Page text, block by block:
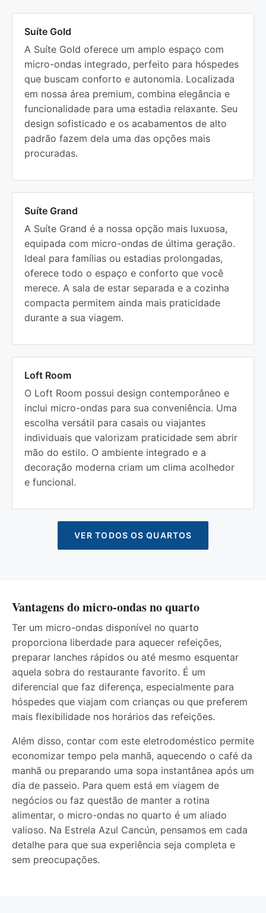
Suíte Gold
A Suíte Gold oferece um amplo espaço com
micro-ondas integrado, perfeito para hóspedes
que buscam conforto e autonomia. Localizada
em nossa área premium, combina elegância e
funcionalidade para uma estadia relaxante. Seu
design sofisticado e os acabamentos de alto
padrão fazem dela uma das opções mais
procuradas.
Suíte Grand
A Suíte Grand é a nossa opção mais luxuosa,
equipada com micro-ondas de última geração.
Ideal para famílias ou estadias prolongadas,
oferece todo o espaço e conforto que você
merece. A sala de estar separada e a cozinha
compacta permitem ainda mais praticidade
durante a sua viagem.
Loft Room
O Loft Room possui design contemporâneo e
inclui micro-ondas para sua conveniência. Uma
escolha versátil para casais ou viajantes
individuais que valorizam praticidade sem abrir
mão do estilo. O ambiente integrado e a
decoração moderna criam um clima acolhedor
e funcional.
VER TODOS OS QUARTOS
Vantagens do micro-ondas no quarto
Ter um micro-ondas disponível no quarto
proporciona liberdade para aquecer refeições,
preparar lanches rápidos ou até mesmo esquentar
aquela sobra do restaurante favorito. É um
diferencial que faz diferença, especialmente para
hóspedes que viajam com crianças ou que preferem
mais flexibilidade nos horários das refeições.
Além disso, contar com este eletrodoméstico permite
economizar tempo pela manhã, aquecendo o café da
manhã ou preparando uma sopa instantânea após um
dia de passeio. Para quem está em viagem de
negócios ou faz questão de manter a rotina
alimentar, o micro-ondas no quarto é um aliado
valioso. Na Estrela Azul Cancún, pensamos em cada
detalhe para que sua experiência seja completa e
sem preocupações.